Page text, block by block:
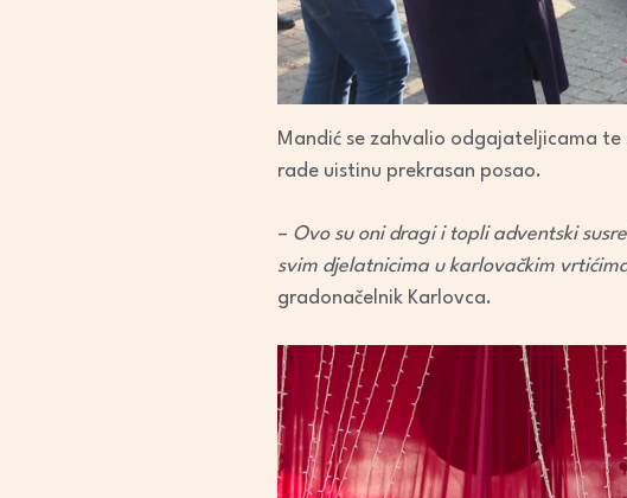
Mandić se zahvalio odgajateljicama
rade uistinu prekrasan posao.
– Ovo su oni dragi i topli adventski
svim djelatnicima u karlovačkim
gradonačelnik Karlovca.